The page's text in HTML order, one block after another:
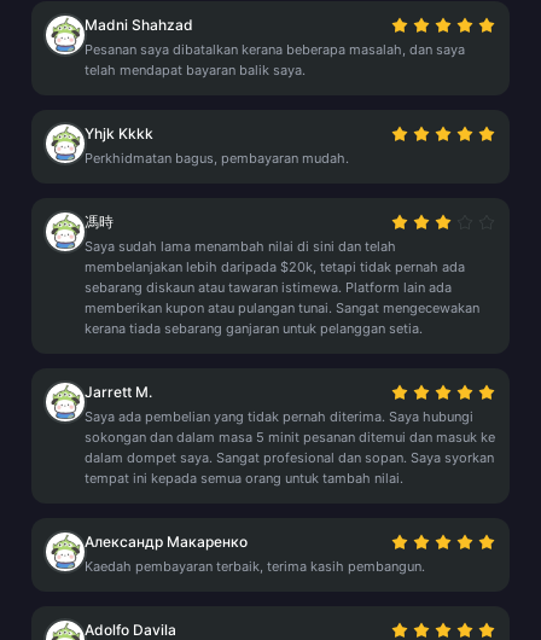
Madni Shahzad
Pesanan saya dibatalkan kerana beberapa masalah, dan saya
telah mendapat bayaran balik saya.
Yhjk Kkkk
Perkhidmatan bagus, pembayaran mudah.
馮時
Saya sudah lama menambah nilai di sini dan telah
membelanjakan lebih daripada $20k, tetapi tidak pernah ada
sebarang diskaun atau tawaran istimewa. Platform lain ada
memberikan kupon atau pulangan tunai. Sangat mengecewakan
kerana tiada sebarang ganjaran untuk pelanggan setia.
Jarrett M.
Saya ada pembelian yang tidak pernah diterima. Saya hubungi
sokongan dan dalam masa 5 minit pesanan ditemui dan masuk ke
dalam dompet saya. Sangat profesional dan sopan. Saya syorkan
tempat ini kepada semua orang untuk tambah nilai.
Александр Макаренко
Kaedah pembayaran terbaik, terima kasih pembangun.
Adolfo Davila